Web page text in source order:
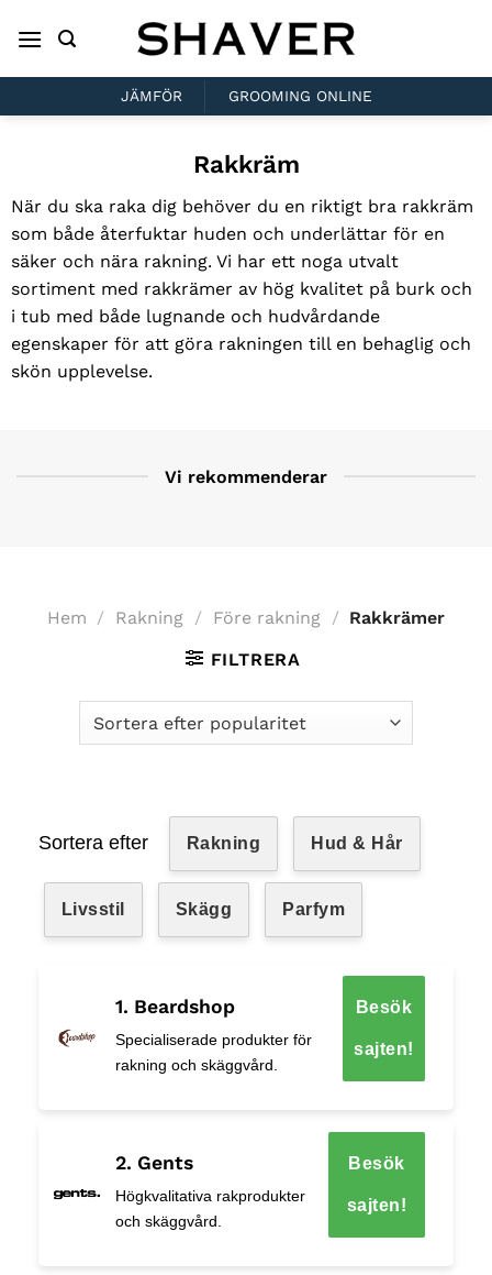
JÄMFÖR GROOMING ONLINE
Rakkräm
När du ska raka dig behöver du en riktigt bra rakkräm
som både återfuktar huden och underlättar för en
säker och nära rakning. Vi har ett noga utvalt
sortiment med rakkrämer av hög kvalitet på burk och
i tub med både lugnande och hudvårdande
egenskaper för att göra rakningen till en behaglig och
skön upplevelse.
Vi rekommenderar
Hem / Rakning / Före rakning / Rakkrämer
FILTRERA
Sortera efter Rakning Hud & Hår
Livsstil Skägg Parfym
1. Beardshop
Specialiserade produkter för
rakning och skäggvård.
Besök
sajten!
2. Gents
Högkvalitativa rakprodukter
och skäggvård.
Besök
sajten!